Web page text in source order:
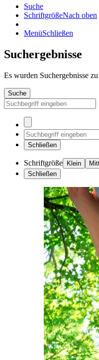
Suche
SchriftgrößeNach oben
MenüSchließen
Suchergebnisse
Es wurden Suchergebnisse
Suche
Schließen
Schriftgröße Klein
Schließen